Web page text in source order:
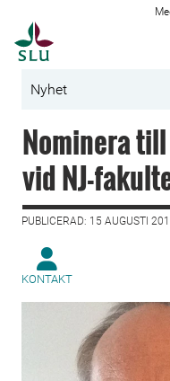
Nyhet
Nominera
vid NJ-
PUBLICERAD: 15 AUGUSTI
KONTAKT